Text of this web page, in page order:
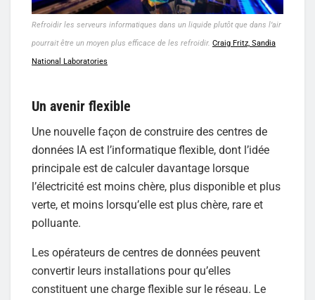
Refroidir les serveurs informatiques dans un liquide plutôt que dans l’air
pourrait être un moyen plus efficace de les refroidir. Craig Fritz, Sandia
National Laboratories
Un avenir flexible
Une nouvelle façon de construire des centres de
données IA est l’informatique flexible, dont l’idée
principale est de calculer davantage lorsque
l’électricité est moins chère, plus disponible et plus
verte, et moins lorsqu’elle est plus chère, rare et
polluante.
Les opérateurs de centres de données peuvent
convertir leurs installations pour qu’elles
constituent une charge flexible sur le réseau. Le